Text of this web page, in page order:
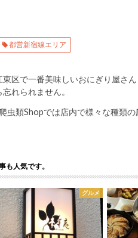
都営新宿線エリア
東区で一番美味しいおにぎり屋さ
れられません。
虫類Shopでは店内で様々な種類
も人気です。
グルメ